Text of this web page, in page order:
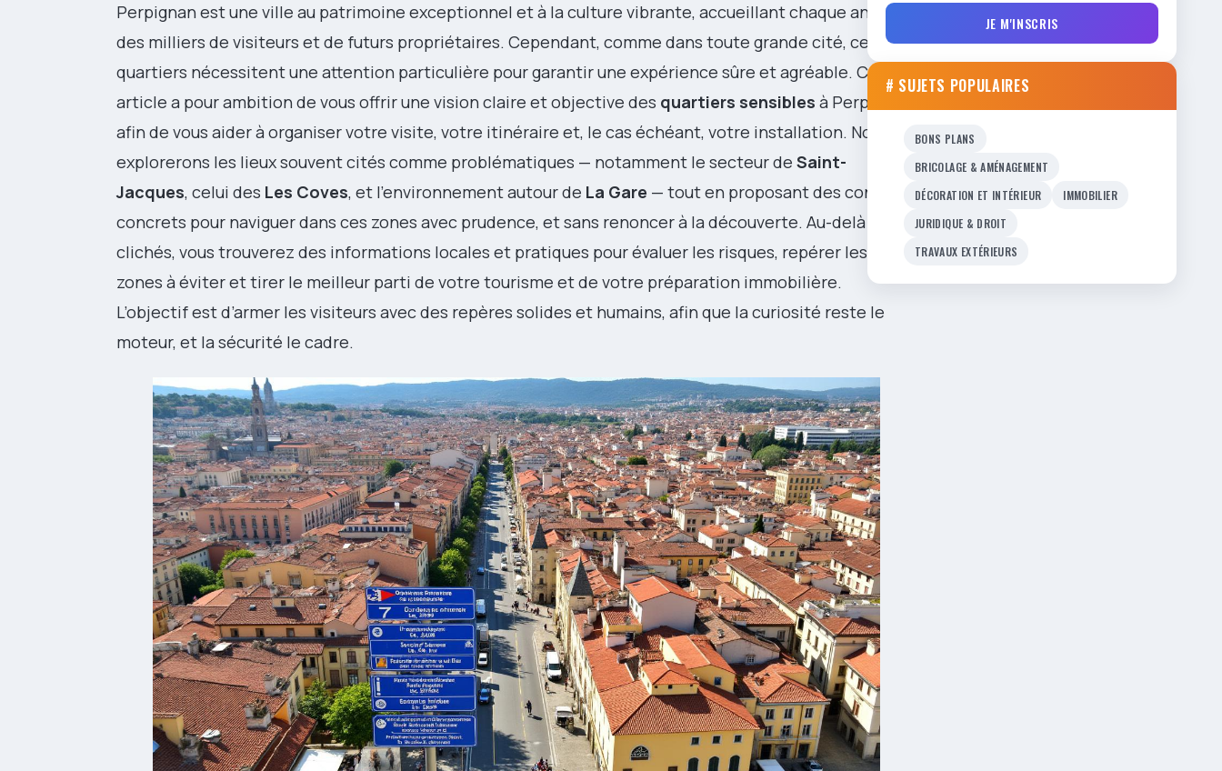
Perpignan est une ville au patrimoine exceptionnel et à la culture vibrante, accueillant chaque année
des milliers de visiteurs et de futurs propriétaires. Cependant, comme dans toute grande cité, certains
quartiers nécessitent une attention particulière pour garantir une expérience sûre et agréable. Cet
article a pour ambition de vous offrir une vision claire et objective des quartiers sensibles à Perpignan,
afin de vous aider à organiser votre visite, votre itinéraire et, le cas échéant, votre installation. Nous
explorerons les lieux souvent cités comme problématiques — notamment le secteur de Saint-
Jacques, celui des Les Coves, et l’environnement autour de La Gare — tout en proposant des conseils
concrets pour naviguer dans ces zones avec prudence, et sans renoncer à la découverte. Au-delà des
clichés, vous trouverez des informations locales et pratiques pour évaluer les risques, repérer les
zones à éviter et tirer le meilleur parti de votre tourisme et de votre préparation immobilière.
L’objectif est d’armer les visiteurs avec des repères solides et humains, afin que la curiosité reste le
moteur, et la sécurité le cadre.
JE M'INSCRIS
# SUJETS POPULAIRES
BONS PLANS
BRICOLAGE & AMÉNAGEMENT
DÉCORATION ET INTÉRIEUR
IMMOBILIER
JURIDIQUE & DROIT
TRAVAUX EXTÉRIEURS